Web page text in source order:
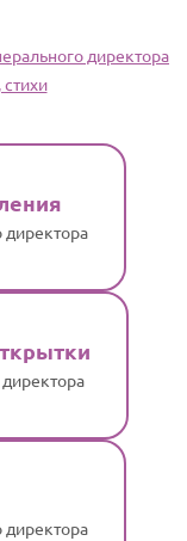
директора
директора
директора